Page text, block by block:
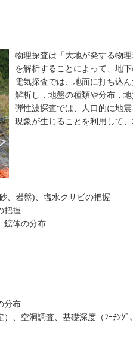
物理探査は「大地が発する物
を解析することによって、地
電気探査では、地面に打ち込
解析し，地盤の種類や分布，
弾性波探査では、人口的に地
現象が生じることを利用して、
、岩盤)、塩水クサビの把握
把握
鉱体の分布
分布
、空洞調査、基礎深度（ﾌｰﾁﾝｸﾞ